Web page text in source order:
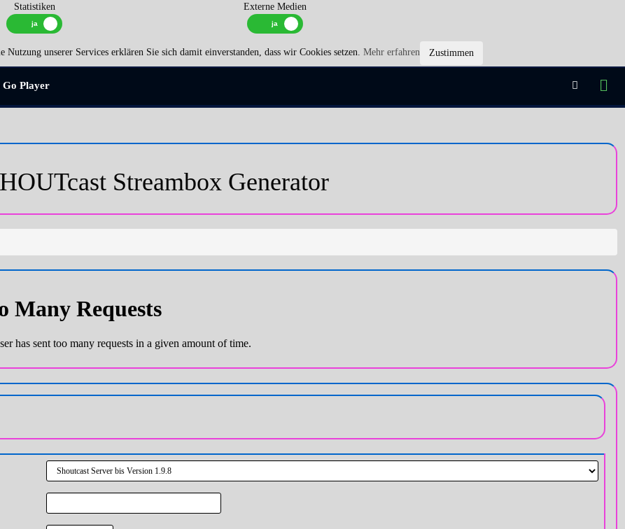
Statistiken Externe Medien
Nutzung unserer Services erklären Sie sich damit einverstanden, dass wir Cookies setzen. Mehr erfahren Zustimmen
Go Player
Streambox Generator